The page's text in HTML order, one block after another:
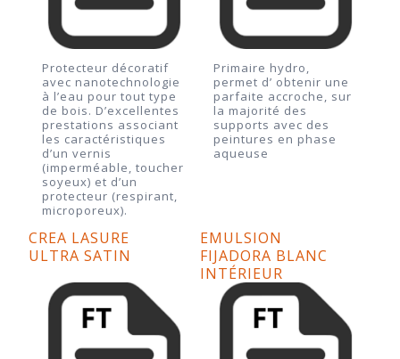
Protecteur décoratif
avec nanotechnologie
à l’eau pour tout type
de bois. D’excellentes
prestations associant
les caractéristiques
d’un vernis
(imperméable, toucher
soyeux) et d’un
protecteur (respirant,
microporeux).
Primaire hydro,
permet d’ obtenir une
parfaite accroche, sur
la majorité des
supports avec des
peintures en phase
aqueuse
CREA LASURE
ULTRA SATIN
EMULSION
FIJADORA BLANC
INTÉRIEUR